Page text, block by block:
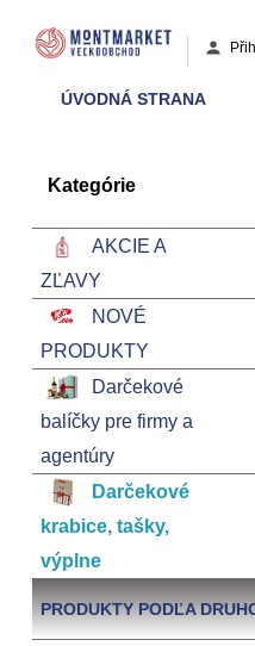
ÚVODNÁ STRANA
Kategórie
AKCIE A
ZĽAVY
NOVÉ
PRODUKTY
Darčekové
balíčky pre firmy a
agentúry
Darčekové
krabice, tašky,
výplne
PRODUKTY PODĽA